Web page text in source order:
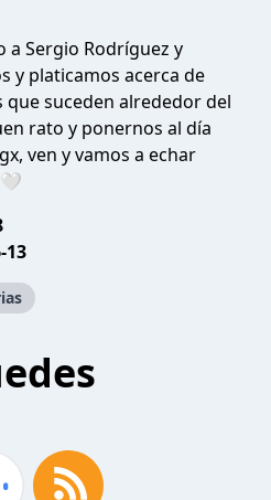
a Sergio Rodríguez y
y platicamos acerca de
suceden alrededor del
rato y ponernos al día
ven y vamos a echar
13